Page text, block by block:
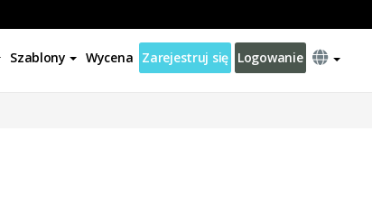
Szablony Wycena Zarejestruj się Logowanie